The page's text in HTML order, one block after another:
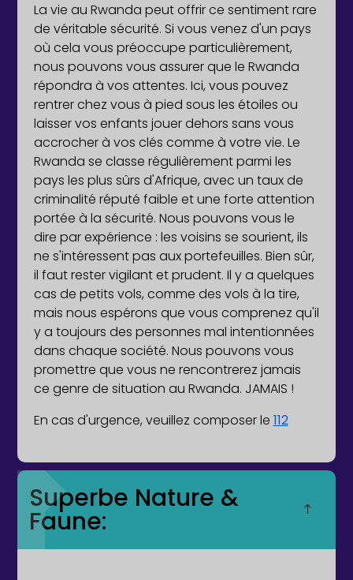
La vie au Rwanda peut offrir ce sentiment rare
de véritable sécurité. Si vous venez d'un pays
où cela vous préoccupe particulièrement,
nous pouvons vous assurer que le Rwanda
répondra à vos attentes. Ici, vous pouvez
rentrer chez vous à pied sous les étoiles ou
laisser vos enfants jouer dehors sans vous
accrocher à vos clés comme à votre vie. Le
Rwanda se classe régulièrement parmi les
pays les plus sûrs d'Afrique, avec un taux de
criminalité réputé faible et une forte attention
portée à la sécurité. Nous pouvons vous le
dire par expérience : les voisins se sourient, ils
ne s'intéressent pas aux portefeuilles. Bien sûr,
il faut rester vigilant et prudent. Il y a quelques
cas de petits vols, comme des vols à la tire,
mais nous espérons que vous comprenez qu'il
y a toujours des personnes mal intentionnées
dans chaque société. Nous pouvons vous
promettre que vous ne rencontrerez jamais
ce genre de situation au Rwanda. JAMAIS !
En cas d'urgence, veuillez composer le 112
Superbe Nature &
Faune: